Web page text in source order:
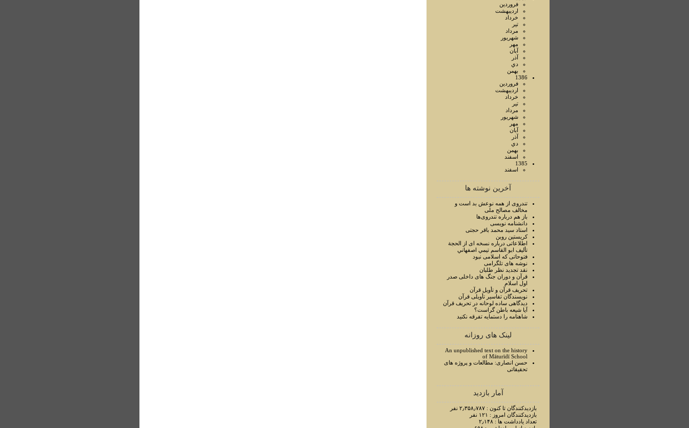
فروردين
ارديبهشت
خرداد
تير
مرداد
شهريور
مهر
آبان
آذر
دي
بهمن
1386
فروردين
ارديبهشت
خرداد
تير
مرداد
شهريور
مهر
آبان
آذر
دي
بهمن
اسفند
1385
اسفند
آخرین نوشته ها
تندروی از همه نوعش بد است و
مخالف مصالح ملی
باز هم درباره تندروی‌ها
دانشنامه نویسی
استاد سيد محمد باقر حجتی
کریستین روبن
اطلاعاتی درباره نسخه ای از الحجة
تأليف ابو القاسم تيمي اصفهاني
فتوحاتی که اسلامی نبود
نوشه های تلگرامی
نقد تجدید نظر طلبان
قرآن و دوران جنگ های داخلی صدر
اول اسلام
تحريف قرآن و تأويل قرآن
نويسندگان تفاسير تأويلی قرآن
ديدگاهی ساده لوحانه در تحريف قرآن
آيا شيعه باطن گراست؟
شاهنامه را دستمايه تفرقه نکنيد
لینک های روزانه
An unpublished text on the history
of Māturīdī School
حسن انصاری: مطالعات و پروژه های
تحقیقاتی
آمار بازدید
بازدیدکنندگان تا کنون : ۲٫۳۵۸٫۷۸۷ نفر
بازدیدکنندگان امروز : ۱۲۱ نفر
تعداد یادداشت ها : ۲٫۱۴۸